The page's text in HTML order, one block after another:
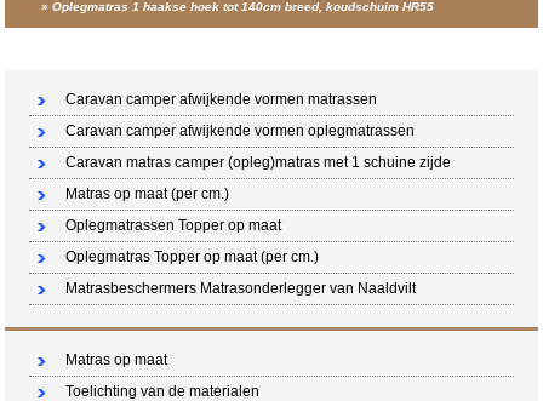
»Oplegmatras 1 haakse hoek tot 140cm breed, koudschuim HR55
Caravan camper afwijkende vormen matrassen
Caravan camper afwijkende vormen oplegmatrassen
Caravan matras camper (opleg)matras met 1 schuine zijde
Matras op maat (per cm.)
Oplegmatrassen Topper op maat
Oplegmatras Topper op maat (per cm.)
Matrasbeschermers Matrasonderlegger van Naaldvilt
Matras op maat
Toelichting van de materialen